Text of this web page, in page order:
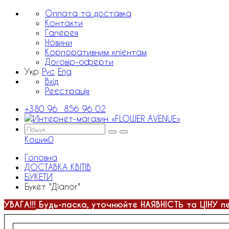
Оплата та доставка
Контакти
Галерея
Новини
Корпоративним клієнтам
Договір-оферти
Укр Рус Eng
Вхід
Реєстрація
+380 96 856 96 02
Кошик0
Головна
ДОСТАВКА КВІТІВ
БУКЕТИ
Букет "Діалог"
УВАГА!!! Будь-ласка, уточнюйте НАЯВНІСТЬ та ЦІНУ